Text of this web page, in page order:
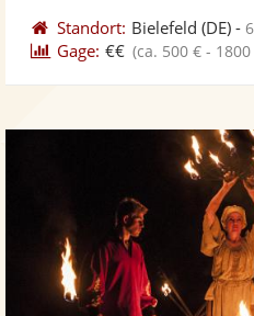
Standort: Bielefeld (DE) -
Gage: €€ (ca. 500 € -